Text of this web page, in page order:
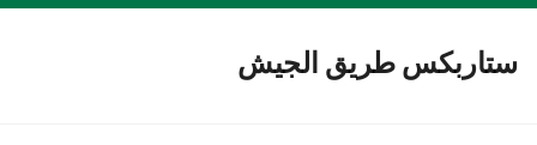
ستاربكس طريق الجيش